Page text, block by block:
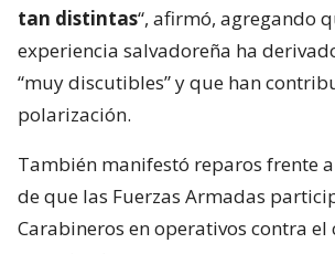
tan distintas“, afirmó, agregando
experiencia salvadoreña ha
“muy discutibles” y que han
polarización.
También manifestó reparos frente
de que las Fuerzas Armadas
Carabineros en operativos contra el